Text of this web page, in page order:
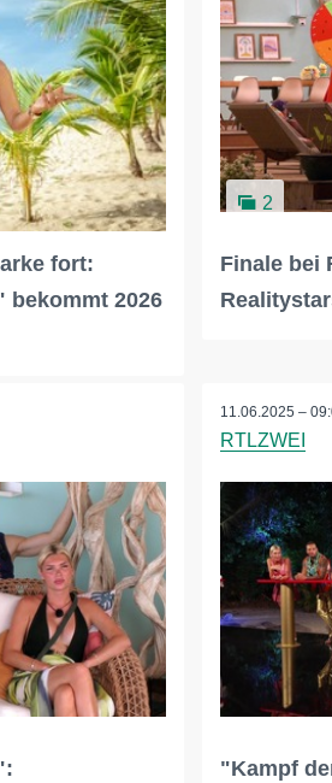
fort:
bekommt 2026
2
Finale bei
11.06.2025 –
RTLZWEI
"Kampf